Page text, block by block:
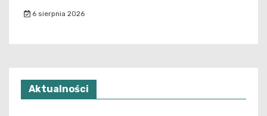
6 sierpnia 2026
Aktualności